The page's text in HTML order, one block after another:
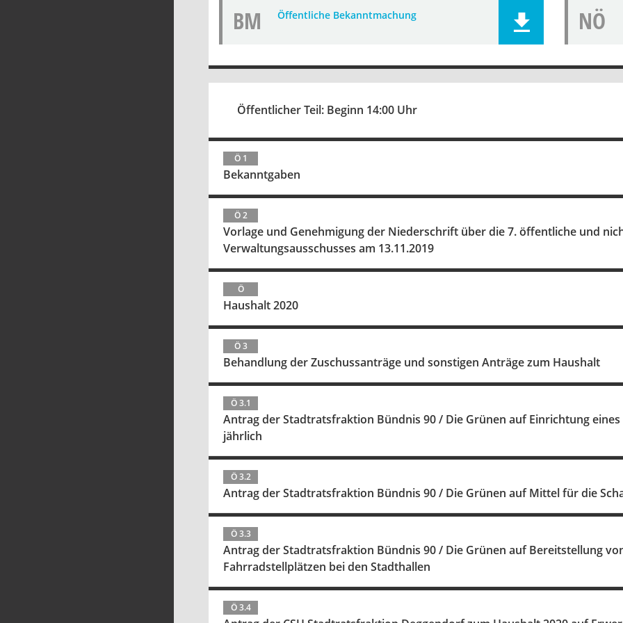
BM Öffentliche Bekanntmachung NÖ
Öffentlicher Teil: Beginn 14:00 Uhr
Ö 1
Bekanntgaben
Ö 2
Vorlage und Genehmigung der Niederschrift über die 7. öffentliche und
Verwaltungsausschusses am 13.11.2019
Ö
Haushalt 2020
Ö 3
Behandlung der Zuschussanträge und sonstigen Anträge zum Haushalt
Ö 3.1
Antrag der Stadtratsfraktion Bündnis 90 / Die Grünen auf Einrichtung
jährlich
Ö 3.2
Antrag der Stadtratsfraktion Bündnis 90 / Die Grünen auf Mittel für die
Ö 3.3
Antrag der Stadtratsfraktion Bündnis 90 / Die Grünen auf Bereitstellung
Fahrradstellplätzen bei den Stadthallen
Ö 3.4